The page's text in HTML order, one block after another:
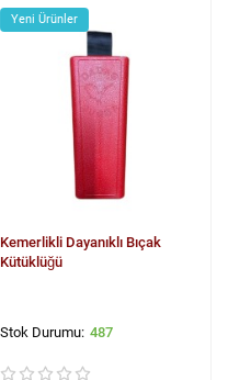
Yeni Ürünler
Kemerlikli Dayanıklı Bıçak
Kütüklüğü
487